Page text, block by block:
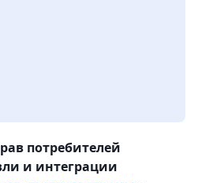
потребителей
и интеграции